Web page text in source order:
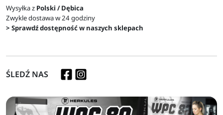
Wysyłka z Polski / Dębica
Zwykle dostawa w 24 godziny
> Sprawdź dostępność w naszych sklepach
ŚLEDŹ NAS